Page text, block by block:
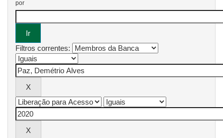
por
Filtros correntes: